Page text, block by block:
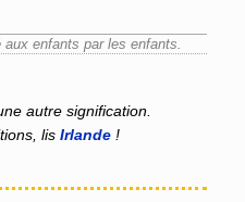
enfants par les enfants.
autre signification.
lis Irlande!